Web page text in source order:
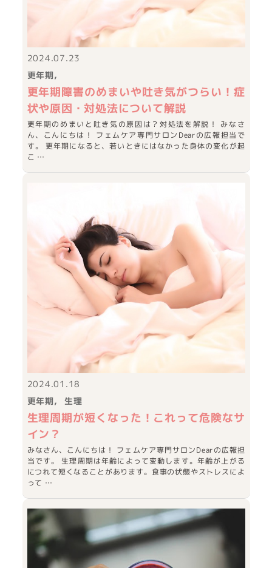
2024.07.23
更年期
更年期障害のめまいや吐き気がつらい！症
状や原因・対処法について解説
更年期のめまいと吐き気の原因は？対処法を解説！ みなさ
ん、こんにちは！ フェムケア専門サロンDearの広報担当で
す。 更年期になると、若いときにはなかった身体の変化が起
こ …
2024.01.18
更年期
生理
生理周期が短くなった！これって危険なサ
イン？
みなさん、こんにちは！ フェムケア専門サロンDearの広報担
当です。 生理周期は年齢によって変動します。年齢が上がる
につれて短くなることがあります。食事の状態やストレスによ
って …